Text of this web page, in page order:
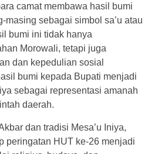
camat membawa hasil bumi
sebagai simbol sa’u atau
bumi ini tidak hanya
Morowali, tetapi juga
dan kepedulian sosial
bumi kepada Bupati menjadi
sebagai representasi amanah
daerah.
dan tradisi Mesa’u Iniya,
peringatan HUT ke-26 menjadi